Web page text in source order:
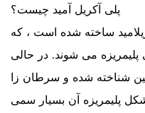
پلی آکریل آمید چیست؟
ساخته شده است ، که
می شوند. در حالی
شناخته شده و سرطان زا
پلیمریزه آن بسیار سمی